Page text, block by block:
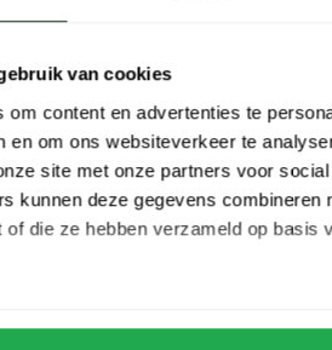
van cookies
om content en advertenties te
en om ons websiteverkeer te
site met onze partners voor
kunnen deze gegevens combineren
die ze hebben verzameld op basis
State of Art
Vest gebreid beige 100% katoen